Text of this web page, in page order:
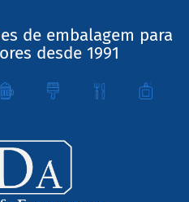
de embalagem para
desde 1991